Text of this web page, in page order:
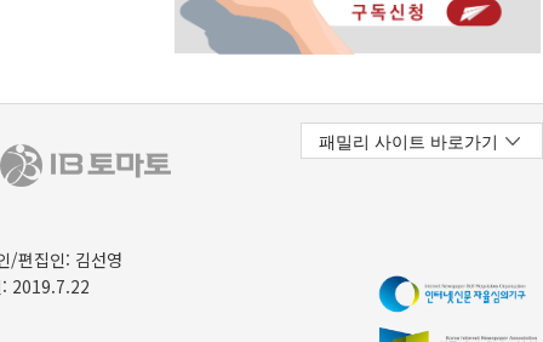
/편집인: 김선영
2019.7.22